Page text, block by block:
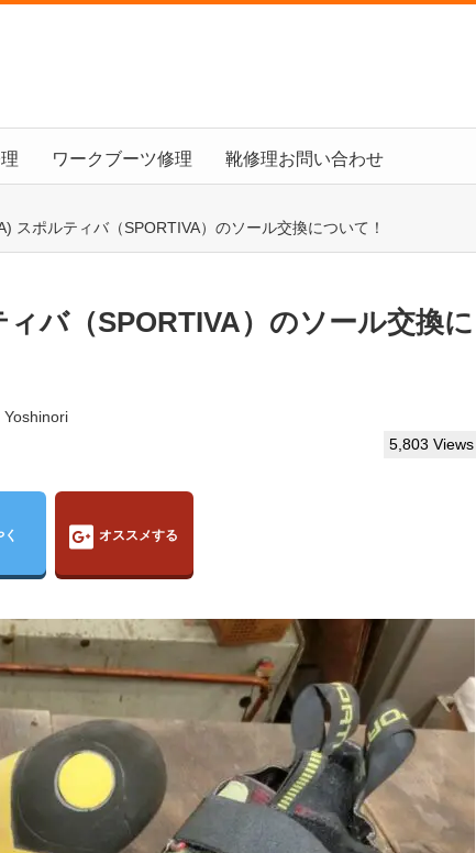
ワークブーツ修理 靴修理お問い合わせ
スポルティバ（SPORTIVA）のソール交換について！
バ（SPORTIVA）のソール交換に
Yoshinori
5,803 Views
オススメする